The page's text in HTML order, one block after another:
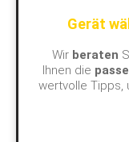
Gerät
Wir beraten
Ihnen die
wertvolle Tipps,